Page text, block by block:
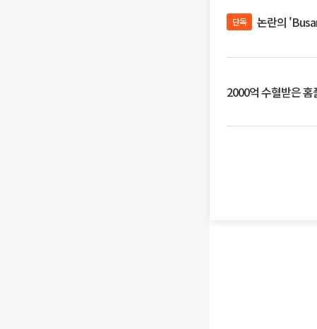
단독 논란의
2000억 수혈받은 홈